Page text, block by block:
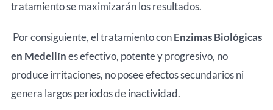
tratamiento se maximizarán los resultados.
Por consiguiente, el tratamiento con Enzimas Biológicas
en Medellín es efectivo, potente y progresivo, no
produce irritaciones, no posee efectos secundarios ni
genera largos periodos de inactividad.